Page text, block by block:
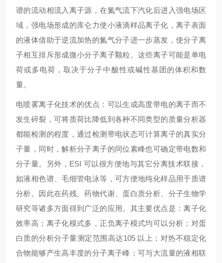
谱的流动相流入离子源，在氮气流下汽化后进入强电场区
域，强电场形成的库仑力使小液滴样品离子化，离子表面
的液体借助于逆流加热的氮气分子进一步蒸发，使分子离
子相互排斥形成微小分子离子颗粒。这些离子可能是单电
荷或多电荷，取决于分子中酸性或碱性基团的体积和数
量。
电喷雾离子化技术的优点：可以生成高度带电的离子而不
发生碎裂，可将质荷比降低到各种不同类型的质量分析器
都能检测的程度，通过检测带电状态可计算离子的真实分
子量，同时，解析分子离子的同位素峰也可确定带电数和
分子量。另外，ESI 可以很方便地与其它分离技术联接，
如液相色谱、毛细管电泳等，可方便地纯化样品用于质谱
分析。因此在药残、药物代谢、蛋白质分析、分子生物学
研究等诸多方面得到广泛的应用。其主要优点是：离子化
效率高；离子化模式多，正负离子模式均可以分析；对蛋
白质的分析分子量测定范围高达105 以上；对热不稳定化
合物能够产生高丰度的分子离子峰；可与大流量的液相联